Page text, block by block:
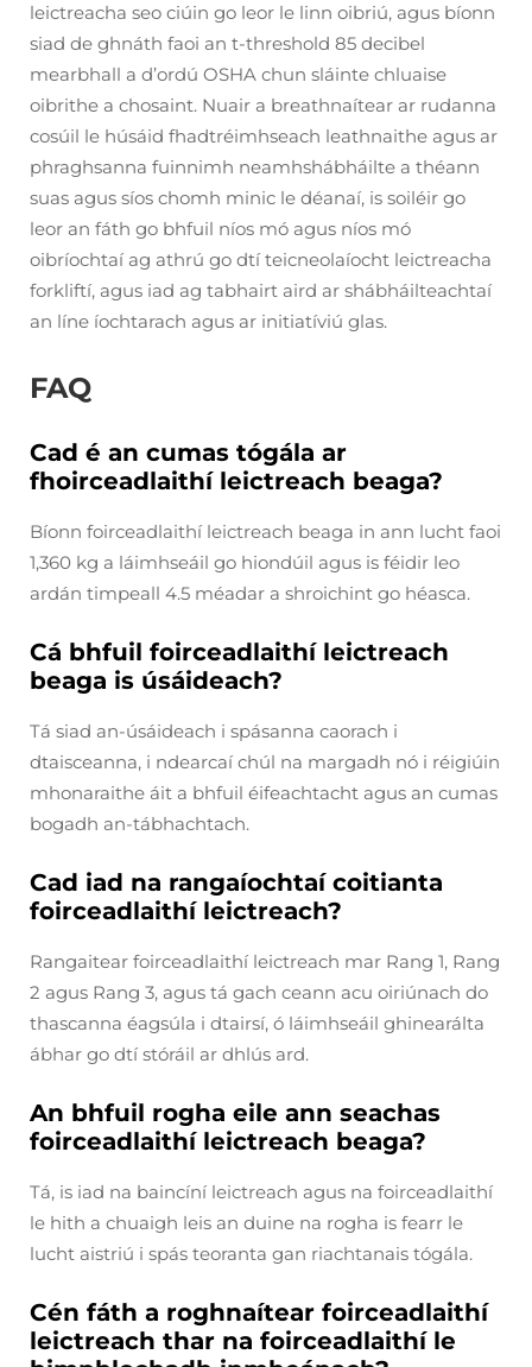
leictreacha seo ciúin go leor le linn oibriú, agus bíonn
siad de ghnáth faoi an t-threshold 85 decibel
mearbhall a d’ordú OSHA chun sláinte chluaise
oibrithe a chosaint. Nuair a breathnaítear ar rudanna
cosúil le húsáid fhadtréimhseach leathnaithe agus ar
phraghsanna fuinnimh neamhshábháilte a théann
suas agus síos chomh minic le déanaí, is soiléir go
leor an fáth go bhfuil níos mó agus níos mó
oibríochtaí ag athrú go dtí teicneolaíocht leictreacha
forkliftí, agus iad ag tabhairt aird ar shábháilteachtaí
an líne íochtarach agus ar initiatíviú glas.
FAQ
Cad é an cumas tógála ar
fhoirceadlaithí leictreach beaga?
Bíonn foirceadlaithí leictreach beaga in ann lucht faoi
1,360 kg a láimhseáil go hiondúil agus is féidir leo
ardán timpeall 4.5 méadar a shroichint go héasca.
Cá bhfuil foirceadlaithí leictreach
beaga is úsáideach?
Tá siad an-úsáideach i spásanna caorach i
dtaisceanna, i ndearcaí chúl na margadh nó i réigiúin
mhonaraithe áit a bhfuil éifeachtacht agus an cumas
bogadh an-tábhachtach.
Cad iad na rangaíochtaí coitianta
foirceadlaithí leictreach?
Rangaitear foirceadlaithí leictreach mar Rang 1, Rang
2 agus Rang 3, agus tá gach ceann acu oiriúnach do
thascanna éagsúla i dtairsí, ó láimhseáil ghinearálta
ábhar go dtí stóráil ar dhlús ard.
An bhfuil rogha eile ann seachas
foirceadlaithí leictreach beaga?
Tá, is iad na baincíní leictreach agus na foirceadlaithí
le hith a chuaigh leis an duine na rogha is fearr le
lucht aistriú i spás teoranta gan riachtanais tógála.
Cén fáth a roghnaítear foirceadlaithí
leictreach thar na foirceadlaithí le